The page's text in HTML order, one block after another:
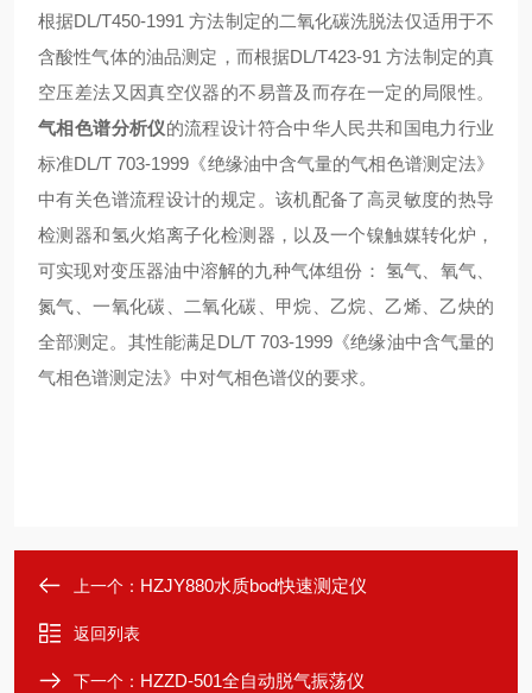
根据DL/T450-1991 方法制定的二氧化碳洗脱法仅适用于不
含酸性气体的油品测定，而根据DL/T423-91 方法制定的真
空压差法又因真空仪器的不易普及而存在一定的局限性。
气相色谱分析仪的流程设计符合中华人民共和国电力行业
标准DL/T 703-1999《绝缘油中含气量的气相色谱测定法》
中有关色谱流程设计的规定。该机配备了高灵敏度的热导
检测器和氢火焰离子化检测器，以及一个镍触媒转化炉，
可实现对变压器油中溶解的九种气体组份： 氢气、氧气、
氮气、一氧化碳、二氧化碳、甲烷、乙烷、乙烯、乙炔的
全部测定。其性能满足DL/T 703-1999《绝缘油中含气量的
气相色谱测定法》中对气相色谱仪的要求。
上一个： HZJY880水质bod快速测定仪
返回列表
下一个： HZZD-501全自动脱气振荡仪